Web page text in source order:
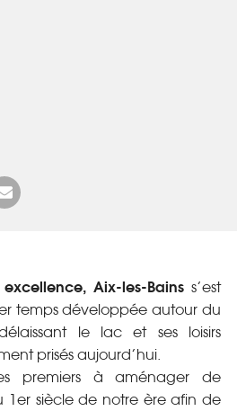
Aix-les-Bains s’est
temps développée autour du
le lac et ses loisirs
prisés aujourd’hui.
premiers à aménager de
1ersiècle de notre ère afin de